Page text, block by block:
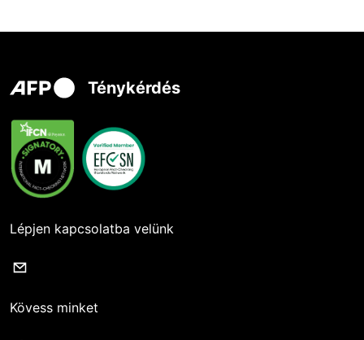
Ténykérdés
Lépjen kapcsolatba velünk
Kövess minket